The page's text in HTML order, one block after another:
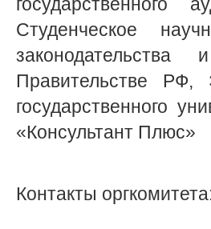
Студенческое
Правительстве РФ,
государственного
«Консультант Плюс»
Контакты